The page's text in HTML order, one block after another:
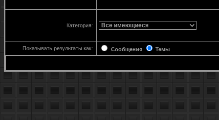
Категория:
Показывать результаты как: Сообщения Темы